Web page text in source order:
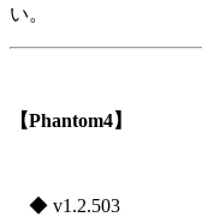
い。
【Phantom4】
◆ v1.2.503